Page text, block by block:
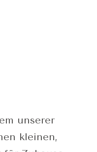
unserer
kleinen,